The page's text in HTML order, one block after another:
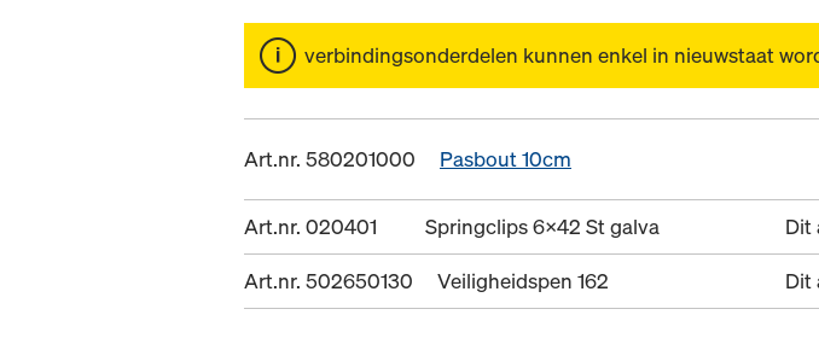
verbindingsonderdelen kunnen enkel in nieuwstaat
Art.nr. 580201000 Pasbout 10cm
Art.nr. 020401 Springclips 6x42 St galva Dit
Art.nr. 502650130
Veiligheidspen 162 Dit